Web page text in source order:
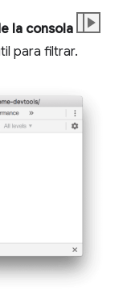
la consola
para filtrar.